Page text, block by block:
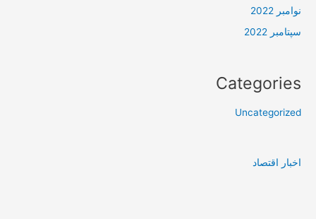
نوامبر 2022
سپتامبر 2022
Categories
Uncategorized
اخبار اقتصاد